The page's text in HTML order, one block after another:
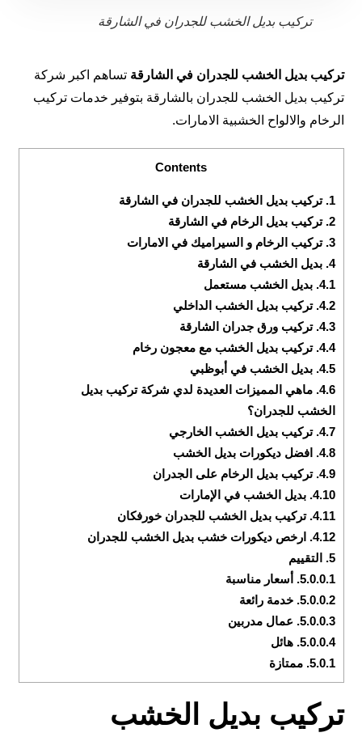
تركيب بديل الخشب للجدران في الشارقة
تركيب بديل الخشب للجدران في الشارقةتساهم اكبر شركة
تركيب بديل الخشب للجدران بالشارقة بتوفير خدمات تركيب
الرخام والالواح الخشبية الامارات.
Contents
1. تركيب بديل الخشب للجدران في الشارقة
2. تركيب بديل الرخام في الشارقة
3. تركيب الرخام و السيراميك في الامارات
4. بديل الخشب في الشارقة
4.1. بديل الخشب مستعمل
4.2. تركيب بديل الخشب الداخلي
4.3. تركيب ورق جدران الشارقة
4.4. تركيب بديل الخشب مع معجون رخام
4.5. بديل الخشب في أبوظبي
4.6. ماهي المميزات العديدة لدي شركة تركيب بديل
الخشب للجدران؟
4.7. تركيب بديل الخشب الخارجي
4.8.
افضل ديكورات بديل الخشب
4.9. تركيب بديل الرخام على الجدران
4.10. بديل الخشب في الإمارات
4.11. تركيب بديل الخشب للجدران خورفكان
4.12.
ارخص ديكورات خشب بديل الخشب للجدران
5.
التقييم
5.0.0.1. أسعار مناسبة
5.0.0.2. خدمة رائعة
5.0.0.3. عمال مدربين
5.0.0.4. هائل
5.0.1. ممتازة
تركيب بديل الخشب